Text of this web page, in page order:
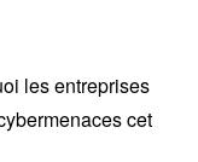
les entreprises
cet